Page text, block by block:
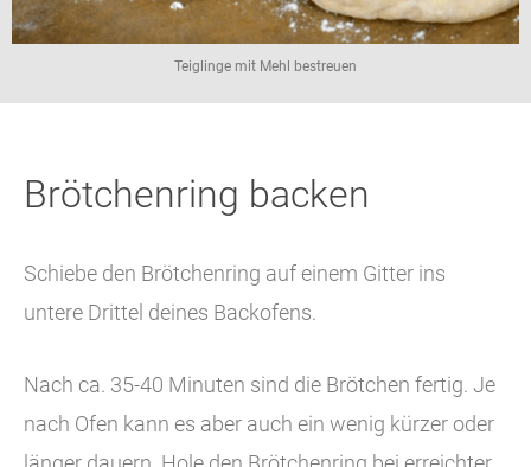
Teiglinge mit Mehl bestreuen
Brötchenring backen
Schiebe den Brötchenring auf einem Gitter ins
untere Drittel deines Backofens.
Nach ca. 35-40 Minuten sind die Brötchen fertig. Je
nach Ofen kann es aber auch ein wenig kürzer oder